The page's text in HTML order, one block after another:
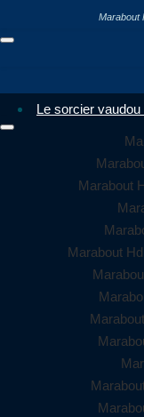
Marabout
Le sorcier
Marabout
Marabout